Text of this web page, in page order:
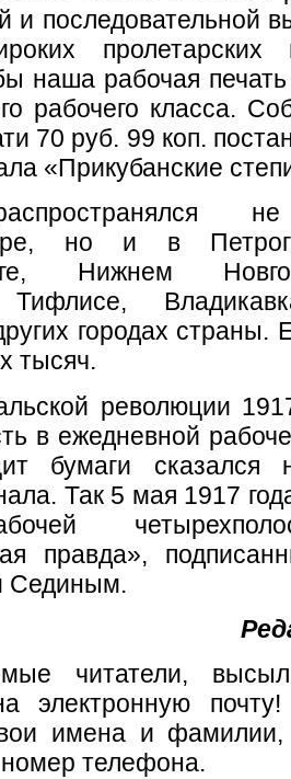
и последовательной
наша рабочая
рабочего класса.
70 руб. 99 коп.
«Прикубанские
но и в
Нижнем
Тифлисе,
городах страны.
тысяч.
революции
в ежедневной
бумаги сказался
Так 5 мая 1917
правда»,
Сединым.
читатели,
электронную
имена и
телефона.